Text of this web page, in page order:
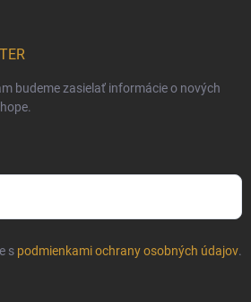
budeme zasielať informácie o nových
s podmienkami ochrany osobných údajov.